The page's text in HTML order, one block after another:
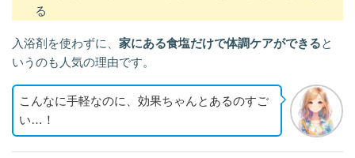
る
入浴剤を使わずに、 家にある食塩だけで体調ケアができると
いうのも人気の理由です。
こんなに手軽なのに、効果ちゃんとあるのすご
い…！